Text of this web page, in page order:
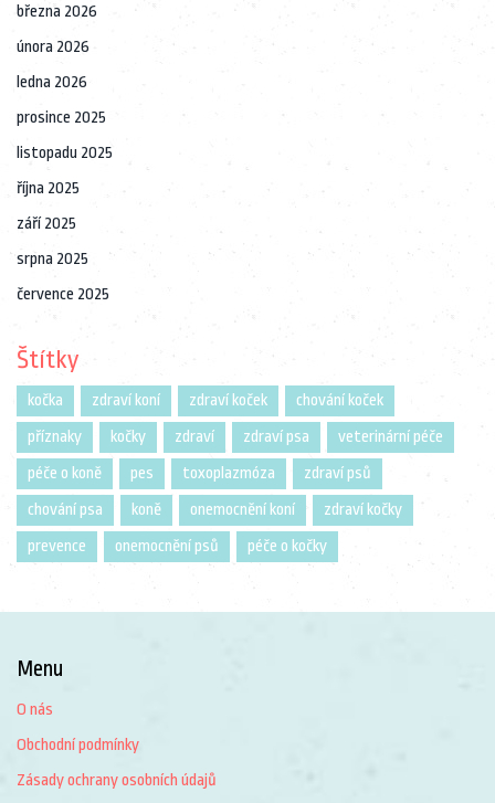
března 2026
února 2026
ledna 2026
prosince 2025
listopadu 2025
října 2025
září 2025
srpna 2025
července 2025
Štítky
kočka zdraví koní zdraví koček
chování koček
příznaky
kočky zdraví zdraví psa
veterinární péče
péče o koně
pes toxoplazmóza
zdraví psů
chování psa
koně onemocnění koní
zdraví kočky
prevence
onemocnění psů péče o kočky
Menu
O nás
Obchodní podmínky
Zásady ochrany osobních údajů